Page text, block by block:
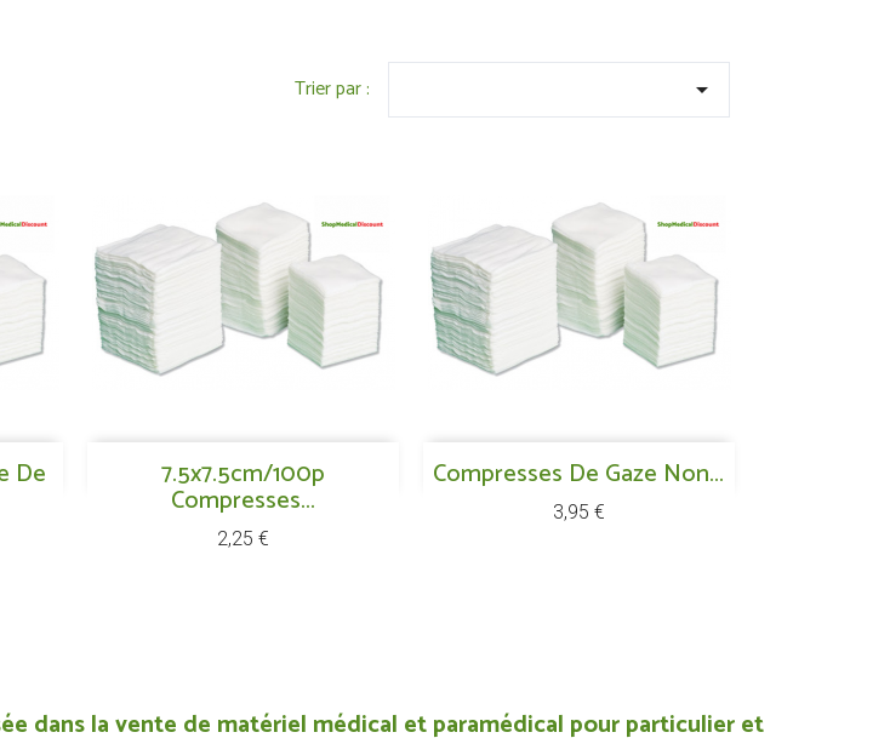
Trier par : 
De 7.5x7.5cm/100p
Compresses...
Prix
2,25 €
Aperçu rapide Compresses De Gaze Non...
Prix
3,95 €
Aperçu rapide
dans la vente de matériel médical et paramédical pour particulier et